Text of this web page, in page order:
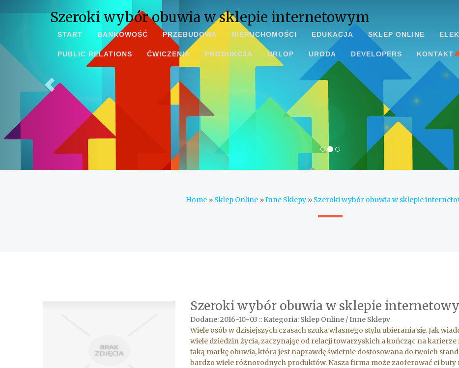
Szeroki wybór obuwia w sklepie internetowym
START BANKOWOŚĆ PRZEBUDOWA NIERUCHOMOŚCI EDUKACJA SKLEP ONLINE
PUBLIC RELATIONS ĆWICZENIA PRODUKCJA URLOP URODA DEVELOPERS KONTAKT
Home » Sklep Online »Inne Sklepy » Szeroki wybór obuwia w sklepie
Szeroki wybór obuwia w sklepie
Dodane: 2016-10-03 :: Kategoria: Sklep Online / Inne Sklepy
Wiele osób w dzisiejszych czasach szuka własnego stylu ubierania się. Jak
wiele dziedzin życia, zaczynając od relacji towarzyskich a kończąc na karierze
taką markę obuwia, która jest naprawdę świetnie dostosowana do twoich
bardzo wiele różnorodnych produktów. Nasza firma może zaoferować ci buty